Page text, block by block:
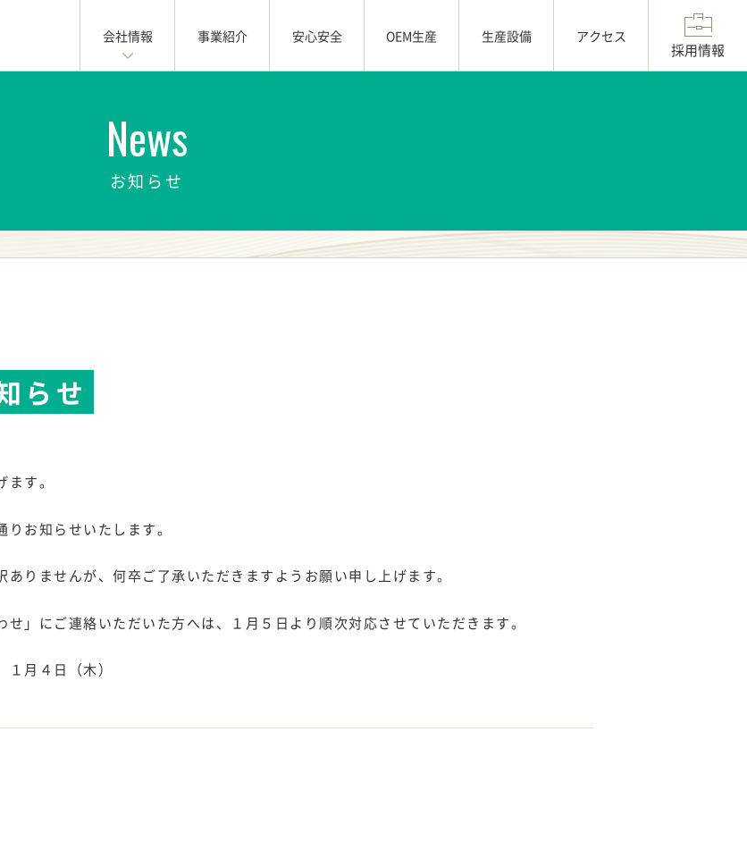
会社情報 事業紹介 安心安全 OEM生産 生産設備 アクセス
採用情報
News
お知らせ
らせ
す。
お知らせいたします。
りませんが、何卒ご了承いただきますようお願い申し上げます。
」にご連絡いただいた方へは、１月５日より順次対応させていただきます。
４日（木）